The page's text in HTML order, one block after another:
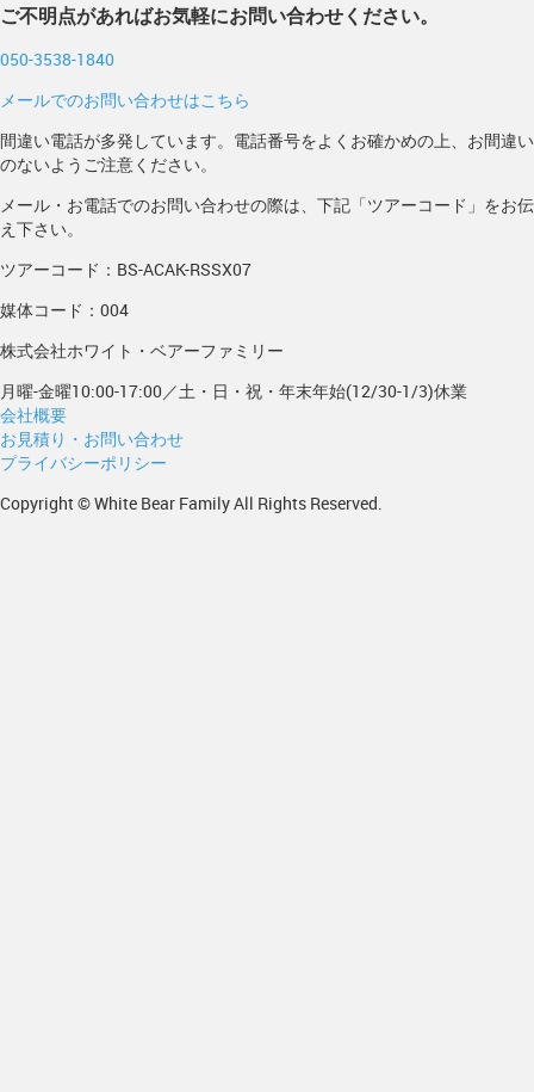
ご不明点があればお気軽にお問い合わせください。
050-3538-1840
メールでのお問い合わせはこちら
間違い電話が多発しています。電話番号をよくお確かめの上、お間違い
のないようご注意ください。
メール・お電話でのお問い合わせの際は、下記「ツアーコード」をお伝
え下さい。
ツアーコード：BS-ACAK-RSSX07
媒体コード：004
株式会社ホワイト・ベアーファミリー
月曜-金曜10:00-17:00／土・日・祝・年末年始(12/30-1/3)休業
会社概要
お見積り・お問い合わせ
プライバシーポリシー
Copyright © White Bear Family All Rights Reserved.